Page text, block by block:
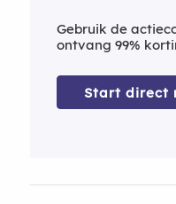
Gebruik de
ontvang 99%
Start direct